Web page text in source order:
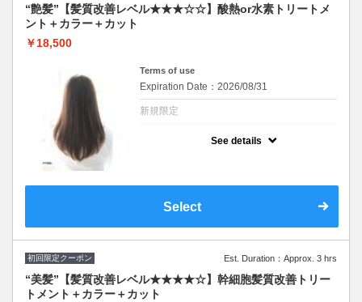
“艶髪”【髪質改善レベル★★★☆☆】酸熱or水素トリートメ
ント＋カラー＋カット
￥18,500
Terms of use
Expiration Date：2026/08/31
新規限定
髪のお悩みご相談ください♪
※施術時間はあくまで目安時間となりますの
で余裕を持ったご予約をお願い致します。
See details
Select
初回限定クーポン Est. Duration：Approx. 3 hrs
“美髪”【髪質改善レベル★★★★☆】幹細胞髪質改善トリー
トメント＋カラー＋カット